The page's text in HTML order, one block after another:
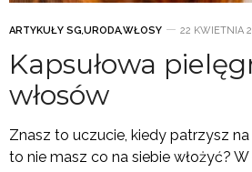
ARTYKUŁY SG,URODA,WŁOSY 22 KWIETNIA
Kapsułowa
włosów
Znasz to uczucie, kiedy patrzysz na
to nie masz co na siebie włożyć?